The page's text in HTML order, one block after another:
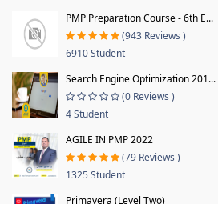
PMP Preparation Course - 6th E...
(943 Reviews )
6910 Student
Search Engine Optimization 201...
(0 Reviews )
4 Student
AGILE IN PMP 2022
(79 Reviews )
1325 Student
Primavera (Level Two)